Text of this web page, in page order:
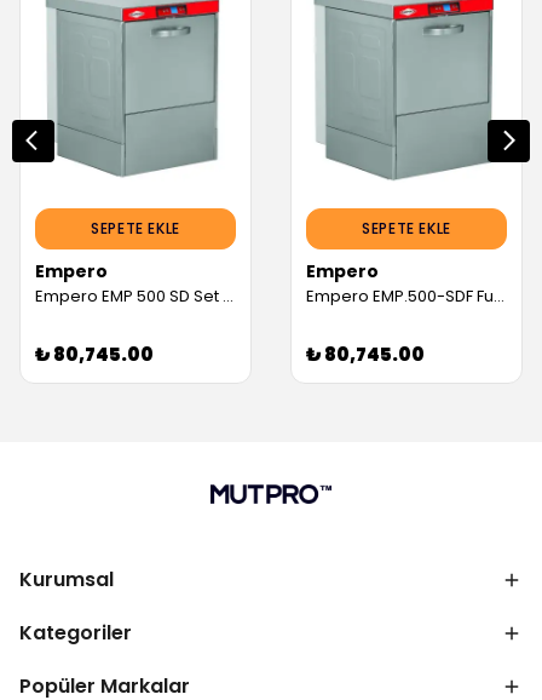
SEPETE EKLE
Empero
Empero EMP 500 SD Set Altı Bulaşık Makinesi, Dijital Kontrollü, 50x50 cm Basketli, Drenaj Pompalı, 380 V (Servis Garantili)
₺ 80,745.00
SEPETE EKLE
Empero
Empero EMP.500-SDF Full Set Altı Bulaşık Makinesi, Dijital Kontrollü, 50x50 cm Basketli, Parlatıcı, Deterjan, Drenaj Pompalı, 380 V (Servis Garantili)
₺ 80,745.00
Kurumsal
Kategoriler
Popüler Markalar